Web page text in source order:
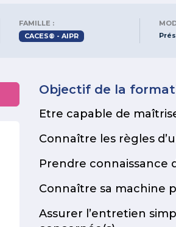
FAMILLE :
CACES® - AIPR
Objectif de la
Etre capable de
Connaître les règles
Prendre connaissance
Connaître sa machine
Assurer l’entretien